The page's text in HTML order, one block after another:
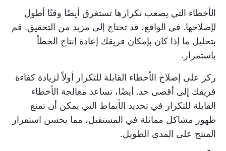
الأخطاء التي يصعب تكرارها تستغرق أيضًا وقتًا أطول
لإصلاحها. في الواقع، قد تحتاج إلى مزيد من التحقيق. قم
بتحليل ما إذا كان بإمكان فريقك إعادة إنتاج الخطأ
باستمرار.
ركز على إصلاح الأخطاء القابلة للتكرار أولاً لزيادة كفاءة
فريقك إلى أقصى حد. أيضًا، تساعد معالجة الأخطاء
القابلة للتكرار في تحديد الأنماط التي يمكن أن تمنع
ظهور مشاكل مماثلة في المستقبل، مما يحسن استقرار
المنتج على المدى الطويل.